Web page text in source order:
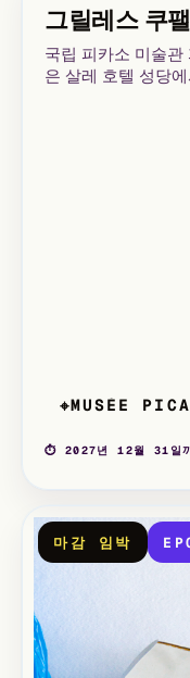
그릴레스 쿠
국립 피카소 미술
은 살레 호텔 성당
⌖MUSÉE
⏱ 2027년 12월 31일까
마감 임박